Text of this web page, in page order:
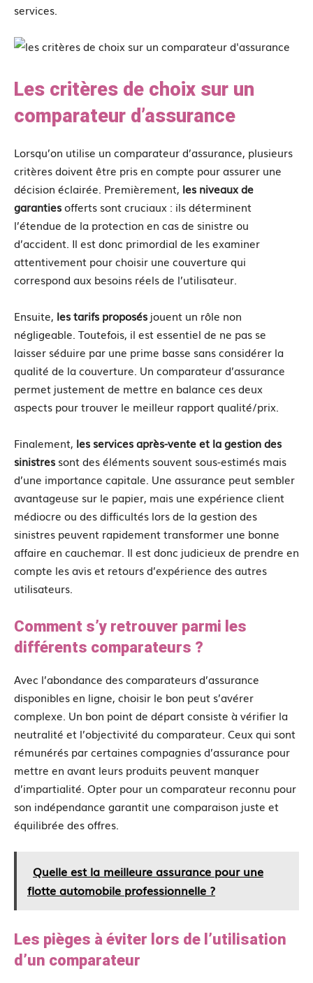
services.
Les critères de choix sur un
comparateur d’assurance
Lorsqu’on utilise un comparateur d’assurance, plusieurs
critères doivent être pris en compte pour assurer une
décision éclairée. Premièrement, les niveaux de
garantiesofferts sont cruciaux : ils déterminent
l’étendue de la protection en cas de sinistre ou
d’accident. Il est donc primordial de les examiner
attentivement pour choisir une couverture qui
correspond aux besoins réels de l’utilisateur.
Ensuite, les tarifs proposés jouent un rôle non
négligeable. Toutefois, il est essentiel de ne pas se
laisser séduire par une prime basse sans considérer la
qualité de la couverture. Un comparateur d’assurance
permet justement de mettre en balance ces deux
aspects pour trouver le meilleur rapport qualité/prix.
Finalement, les services après-vente et la gestion des
sinistres sont des éléments souvent sous-estimés mais
d’une importance capitale. Une assurance peut sembler
avantageuse sur le papier, mais une expérience client
médiocre ou des difficultés lors de la gestion des
sinistres peuvent rapidement transformer une bonne
affaire en cauchemar. Il est donc judicieux de prendre en
compte les avis et retours d’expérience des autres
utilisateurs.
Comment s’y retrouver parmi les
différents comparateurs ?
Avec l’abondance des comparateurs d’assurance
disponibles en ligne, choisir le bon peut s’avérer
complexe. Un bon point de départ consiste à vérifier la
neutralité et l’objectivité du comparateur. Ceux qui sont
rémunérés par certaines compagnies d’assurance pour
mettre en avant leurs produits peuvent manquer
d’impartialité. Opter pour un comparateur reconnu pour
son indépendance garantit une comparaison juste et
équilibrée des offres.
Quelle est la meilleure assurance pour une
flotte automobile professionnelle ?
Les pièges à éviter lors de l’utilisation
d’un comparateur